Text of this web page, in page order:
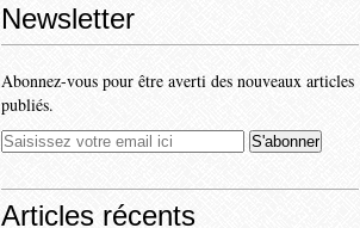
Newsletter
Abonnez-vous pour être averti des nouveaux articles
publiés.
Articles récents